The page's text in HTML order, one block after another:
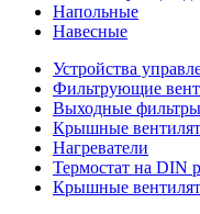
Напольные
Навесные
Устройства
Фильтрующие
Выходные фильтры
Крышные
Нагреватели
Термостат на DIN
Крышные